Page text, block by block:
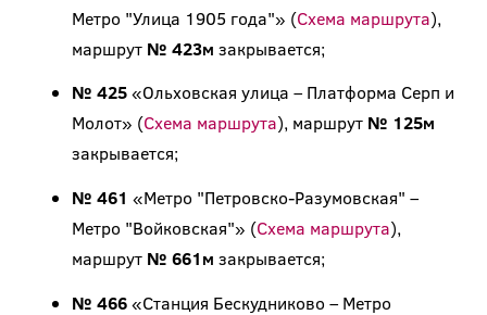
Метро "Улица 1905 года"» (Схема маршрута),
маршрут № 423м закрывается;
№ 425«Ольховская улица – Платформа Серп и
Молот» (Схема маршрута), маршрут № 125м
закрывается;
№ 461 «Метро "Петровско-Разумовская" –
Метро "Войковская"» (Схема маршрута),
маршрут № 661м закрывается;
№ 466«Станция Бескудниково – Метро